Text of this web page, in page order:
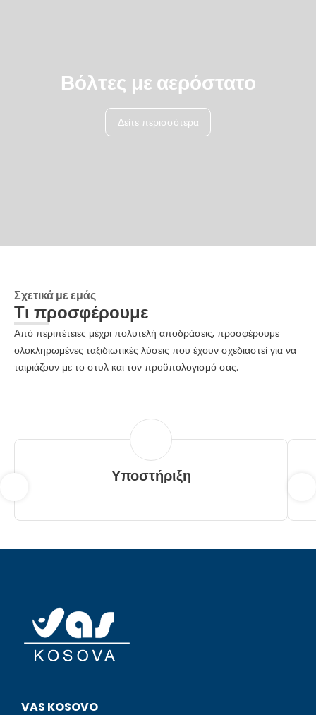
Βόλτες με αερόστατο
Δείτε περισσότερα
Σχετικά με εμάς
Τι προσφέρουμε
Από περιπέτειες μέχρι πολυτελή αποδράσεις, προσφέρουμε
ολοκληρωμένες ταξιδιωτικές λύσεις που έχουν σχεδιαστεί για να
ταιριάζουν με το στυλ και τον προϋπολογισμό σας.
Υποστήριξη
VAS KOSOVO